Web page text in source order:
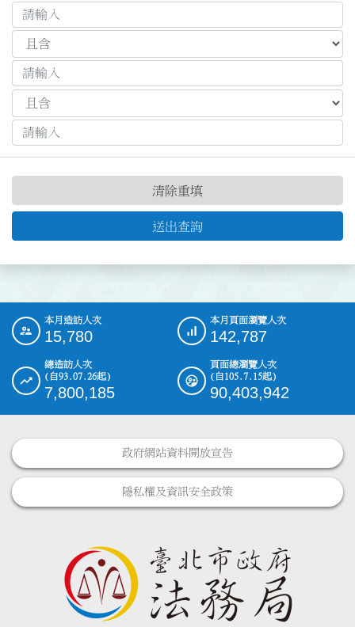
送出查詢
清除重填
::: 本月造訪人次
15,780
本月頁面瀏覽人次
142,787
總造訪人次
(自93.07.26起)
7,800,185
頁面總瀏覽人次
(自105.7.15起)
90,403,942
政府網站資料開放宣告
隱私權及資訊安全政策